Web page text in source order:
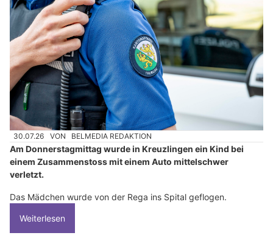
30.07.26 VON BELMEDIA REDAKTION
Am Donnerstagmittag wurde in Kreuzlingen ein Kind bei
einem Zusammenstoss mit einem Auto mittelschwer
verletzt.
Das Mädchen wurde von der Rega ins Spital geflogen.
Weiterlesen